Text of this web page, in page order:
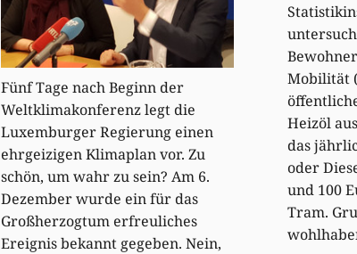
Fünf Tage nach Beginn der
Weltklimakonferenz legt die
Luxemburger Regierung einen
ehrgeizigen Klimaplan vor. Zu
schön, um wahr zu sein? Am 6.
Dezember wurde ein für das
Großherzogtum erfreuliches
Ereignis bekannt gegeben. Nein,
Mobilität
Heizöl
das
oder
und 100
Tram.